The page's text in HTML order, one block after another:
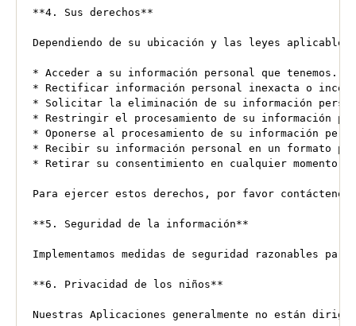
**4. Sus derechos**
Dependiendo de su ubicación y las leyes
* Acceder a su información personal que tenemos.
* Rectificar información personal inexacta o
* Solicitar la eliminación de su información
* Restringir el procesamiento de su información
* Oponerse al procesamiento de su información
* Recibir su información personal en un formato
* Retirar su consentimiento en cualquier momento
Para ejercer estos derechos, por favor contáctenos
**5. Seguridad de la información**
Implementamos medidas de seguridad razonables
**6. Privacidad de los niños**
Nuestras Aplicaciones generalmente no están